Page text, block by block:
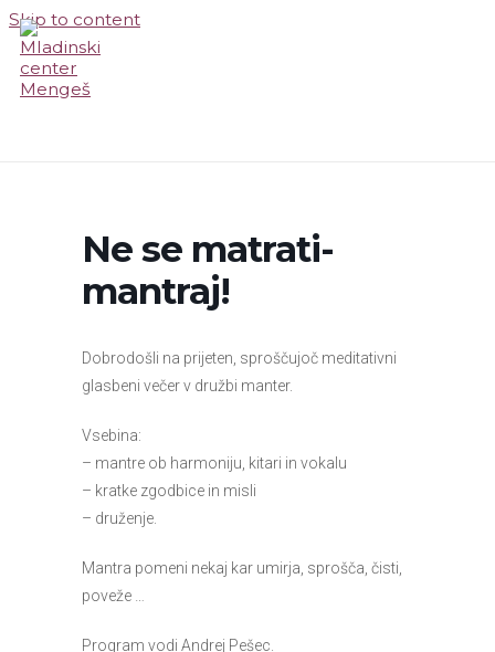
Skip to content
Ne se matrati-
mantraj!
Dobrodošli na prijeten, sproščujoč meditativni
glasbeni večer v družbi manter.
Vsebina:
– mantre ob harmoniju, kitari in vokalu
– kratke zgodbice in misli
– druženje.
Mantra pomeni nekaj kar umirja, sprošča, čisti,
poveže …
Program vodi Andrej Pešec.